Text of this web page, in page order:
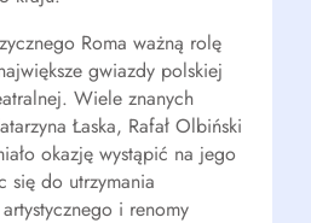
Roma ważną rolę
gwiazdy polskiej
Wiele znanych
Łaska, Rafał Olbiński
okazję wystąpić na jego
się do utrzymania
i renomy